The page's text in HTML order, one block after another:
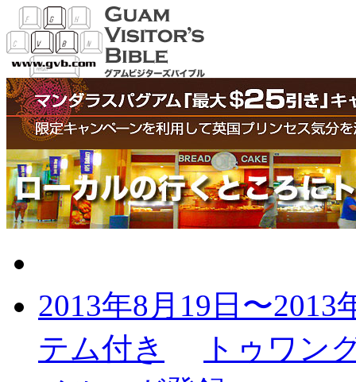
2013年8月19日〜2013
テム付き
トゥワン